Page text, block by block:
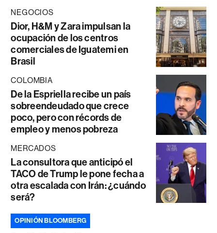
NEGOCIOS
Dior, H&M y Zara impulsan la
ocupación de los centros
comerciales de Iguatemi en
Brasil
COLOMBIA
De la Espriella recibe un país
sobreendeudado que crece
poco, pero con récords de
empleo y menos pobreza
MERCADOS
La consultora que anticipó el
TACO de Trump le pone fecha a
otra escalada con Irán: ¿cuándo
será?
OPINIÓN BLOOMBERG